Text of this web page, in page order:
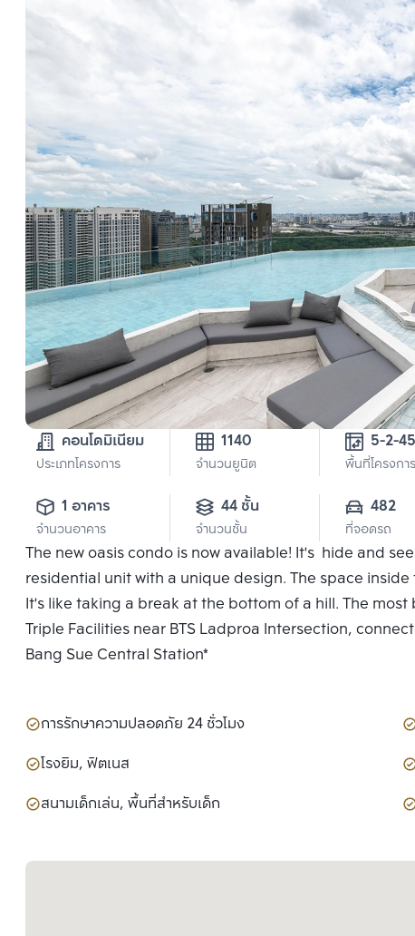
คอนโดมิเนียม
ประเภทโครงการ
1140
จำนวนยูนิต
5-2-45
พื้นที่โครงการ
1 อาคาร
จำนวนอาคาร
44 ชั้น
จำนวนชั้น
482
ที่จอดรถ
The new oasis condo is now available! It's hide and
residential unit with a unique design. The space
It's like taking a break at the bottom of a hill. The
Triple Facilities near BTS Ladproa Intersection,
Bang Sue Central Station*
การรักษาความปลอดภัย 24 ชั่วโมง
โรงยิม, ฟิตเนส
สนามเด็กเล่น, พื้นที่สำหรับเด็ก